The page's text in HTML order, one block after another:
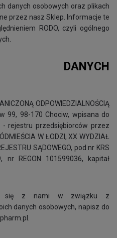
danych osobowych oraz plikach
przez nasz Sklep. Informacje te
RODO, czyli ogólnego
DANYCH
ODPOWIEDZIALNOŚCIĄ
99, 98-170 Chociw, wpisana do
- rejestru przedsiębiorców przez
W ŁODZI, XX WYDZIAŁ
SĄDOWEGO, pod nr KRS
nr REGON 101599036, kapitał
się z nami w związku z
danych osobowych, napisz do
.